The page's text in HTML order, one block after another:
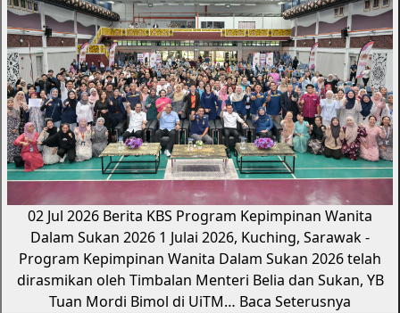
02 Jul 2026 Berita KBS Program Kepimpinan Wanita
Dalam Sukan 2026 1 Julai 2026, Kuching, Sarawak -
Program Kepimpinan Wanita Dalam Sukan 2026 telah
dirasmikan oleh Timbalan Menteri Belia dan Sukan, YB
Tuan Mordi Bimol di UiTM… Baca Seterusnya